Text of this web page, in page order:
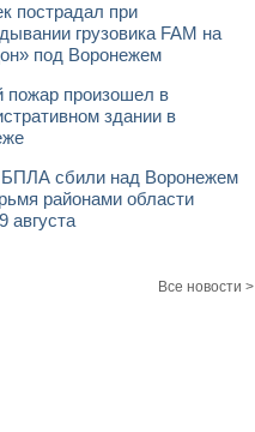
пострадал при
грузовика FAM на
под Воронежем
пожар произошел в
здании в
сбили над Воронежем
районами области
августа
Все новости >